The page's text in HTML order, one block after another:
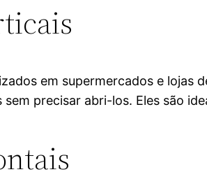
em supermercados e
precisar abri-los. Eles são